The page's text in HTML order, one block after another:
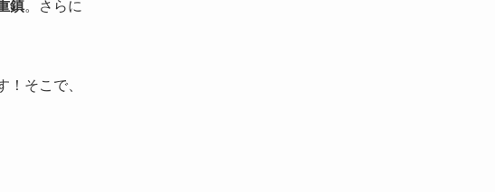
鎮。さらに
そこで、